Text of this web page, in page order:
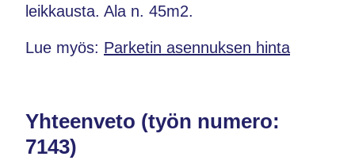
leikkausta. Ala n. 45m2.
Lue myös: Parketin asennuksen hinta
Yhteenveto (työn numero:
7143)